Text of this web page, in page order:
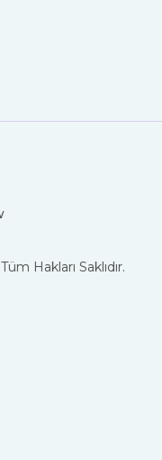
Tüm Hakları Saklıdır.